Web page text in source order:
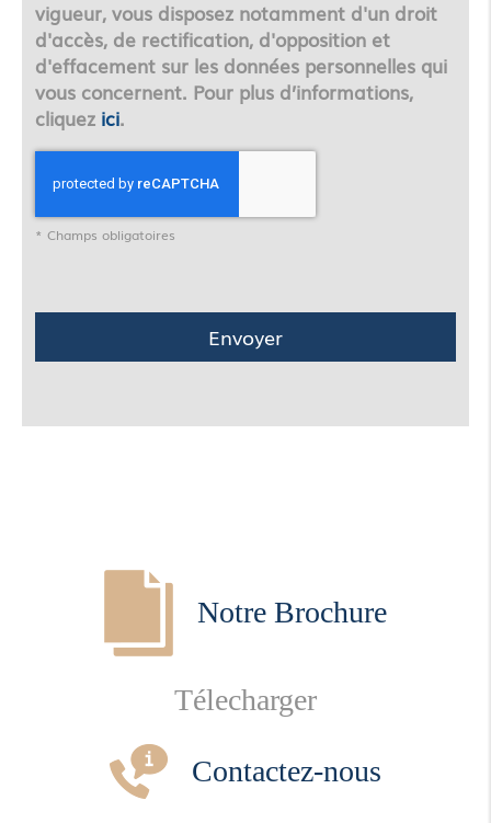
vigueur, vous disposez notamment d'un droit
d'accès, de rectification, d'opposition et
d'effacement sur les données personnelles qui
vous concernent. Pour plus d’informations,
cliquez ici.
*Champs obligatoires
Notre Brochure
Télecharger
Contactez-nous